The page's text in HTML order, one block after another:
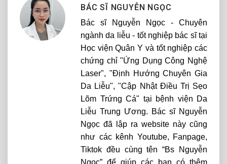
BÁC SĨ NGUYỄN NGỌC
Bác sĩ Nguyễn Ngọc - Chuyên
ngành da liễu - tốt nghiệp bác sĩ tại
Học viện Quân Y và tốt nghiệp các
chứng chỉ "Ứng Dụng Công Nghệ
Laser", "Định Hướng Chuyên Gia
Da Liễu", "Cập Nhật Điều Trị Sẹo
Lõm Trứng Cá" tại bệnh viện Da
Liễu Trung Ương. Bác sĩ Nguyễn
Ngọc đã lập ra website này cũng
như các kênh Youtube, Fanpage,
Tiktok đều cùng tên “Bs Nguyễn